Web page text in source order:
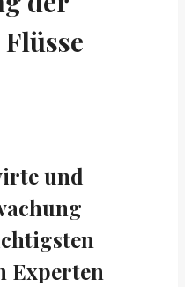
und
Experten